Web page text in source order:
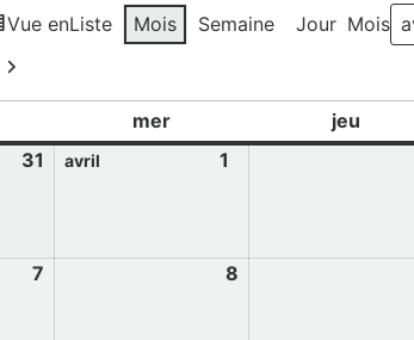
Vue enListe Mois Semaine Jour Mois
mer jeu
31 avril 1
7 8